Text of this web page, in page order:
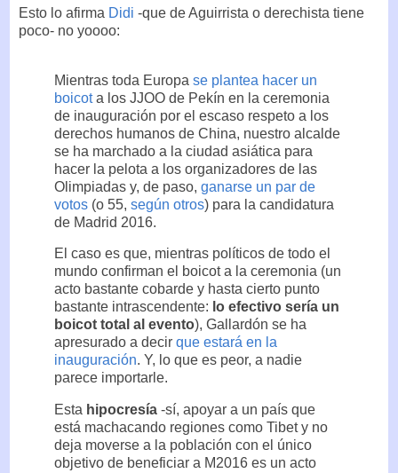
Esto lo afirma Didi -que de Aguirrista o derechista tiene
poco- no yoooo:
Mientras toda Europa se plantea hacer un
boicota los JJOO de Pekín en la ceremonia
de inauguración por el escaso respeto a los
derechos humanos de China, nuestro alcalde
se ha marchado a la ciudad asiática para
hacer la pelota a los organizadores de las
Olimpiadas y, de paso, ganarse un par de
votos (o 55, según otros) para la candidatura
de Madrid 2016.
El caso es que, mientras políticos de todo el
mundo confirman el boicot a la ceremonia (un
acto bastante cobarde y hasta cierto punto
bastante intrascendente: lo efectivo sería un
boicot total al evento), Gallardón se ha
apresurado a decir que estará en la
inauguración. Y, lo que es peor, a nadie
parece importarle.
Esta hipocresía -sí, apoyar a un país que
está machacando regiones como Tibet y no
deja moverse a la población con el único
objetivo de beneficiar a M2016 es un acto